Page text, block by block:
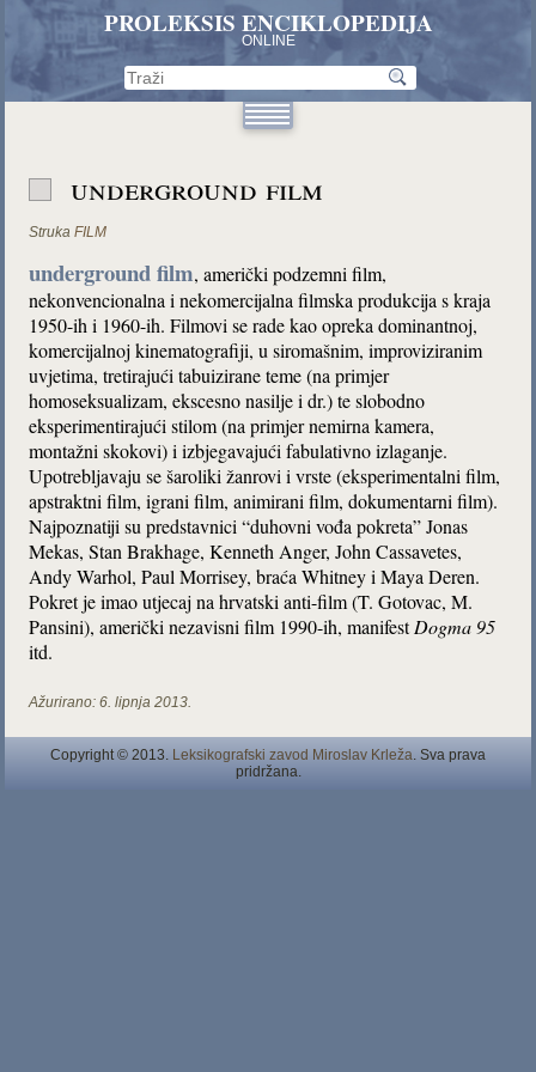
PROLEKSIS ENCIKLOPEDIJA
ONLINE
underground film
Struka FILM
underground film, američki podzemni film,
nekonvencionalna i nekomercijalna filmska produkcija s kraja
1950-ih i 1960-ih. Filmovi se rade kao opreka dominantnoj,
komercijalnoj kinematografiji, u siromašnim, improviziranim
uvjetima, tretirajući tabuizirane teme (na primjer
homoseksualizam, ekscesno nasilje i dr.) te slobodno
eksperimentirajući stilom (na primjer nemirna kamera,
montažni skokovi) i izbjegavajući fabulativno izlaganje.
Upotrebljavaju se šaroliki žanrovi i vrste (eksperimentalni film,
apstraktni film, igrani film, animirani film, dokumentarni film).
Najpoznatiji su predstavnici “duhovni vođa pokreta” Jonas
Mekas, Stan Brakhage, Kenneth Anger, John Cassavetes,
Andy Warhol, Paul Morrisey, braća Whitney i Maya Deren.
Pokret je imao utjecaj na hrvatski anti-film (T. Gotovac, M.
Pansini), američki nezavisni film 1990-ih, manifestDogma 95
itd.
Ažurirano: 6. lipnja 2013.
Copyright © 2013. Leksikografski zavod Miroslav Krleža. Sva prava
pridržana.